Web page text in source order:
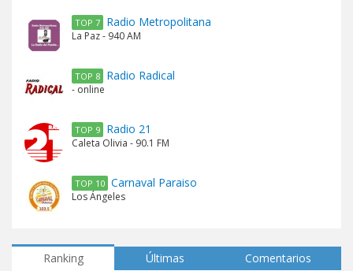
TOP 7 Radio Metropolitana
La Paz - 940 AM
TOP 8 Radio Radical
- online
TOP 9 Radio 21
Caleta Olivia - 90.1 FM
TOP 10 Carnaval Paraiso
Los Ángeles
Ranking Últimas Comentarios